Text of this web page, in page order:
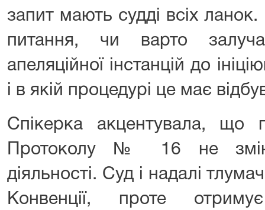
запит мають судді всіх
питання, чи варто
апеляційної інстанцій до
і в якій процедурі це має
Спікерка акцентувала, що
Протоколу № 16 не
діяльності. Суд і надалі
Конвенції, проте